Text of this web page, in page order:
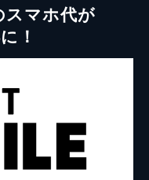
スマホ代が
！